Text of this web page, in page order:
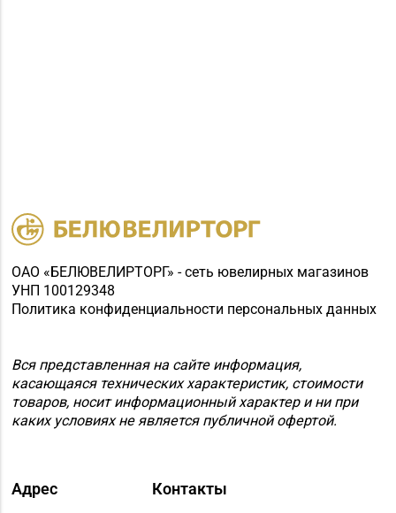
ОАО «БЕЛЮВЕЛИРТОРГ» - сеть ювелирных магазинов
УНП 100129348
Политика конфиденциальности персональных данных
Вся представленная на сайте информация,
касающаяся технических характеристик, стоимости
товаров, носит информационный характер и ни при
каких условиях не является публичной офертой.
Адрес Контакты